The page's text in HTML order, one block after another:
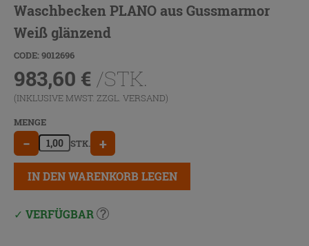
Waschbecken PLANO aus Gussmarmor
Weiß glänzend
CODE: 9012696
983,60 € /STK.
(INKLUSIVE MWST. ZZGL. VERSAND)
MENGE
− STK. +
IN DEN WARENKORB LEGEN
VERFÜGBAR